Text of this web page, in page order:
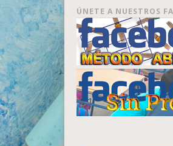
ÚNETE A NUESTROS